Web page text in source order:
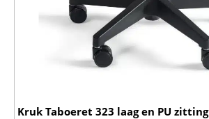
Kruk Taboeret 323 laag en PU zitting